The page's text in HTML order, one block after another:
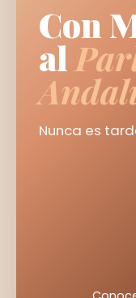
Con
al
Nunca es